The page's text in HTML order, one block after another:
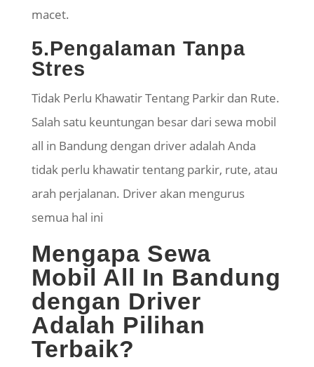
macet.
5.Pengalaman Tanpa
Stres
Tidak Perlu Khawatir Tentang Parkir dan Rute.
Salah satu keuntungan besar dari sewa mobil
all in Bandung dengan driver adalah Anda
tidak perlu khawatir tentang parkir, rute, atau
arah perjalanan. Driver akan mengurus
semua hal ini
Mengapa Sewa
Mobil All In Bandung
dengan Driver
Adalah Pilihan
Terbaik?